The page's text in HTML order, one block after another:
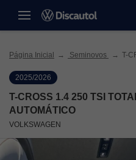
Página Inicial Seminovos T-
2025/2026
T-CROSS 1.4 250 TSI
AUTOMÁTICO
VOLKSWAGEN